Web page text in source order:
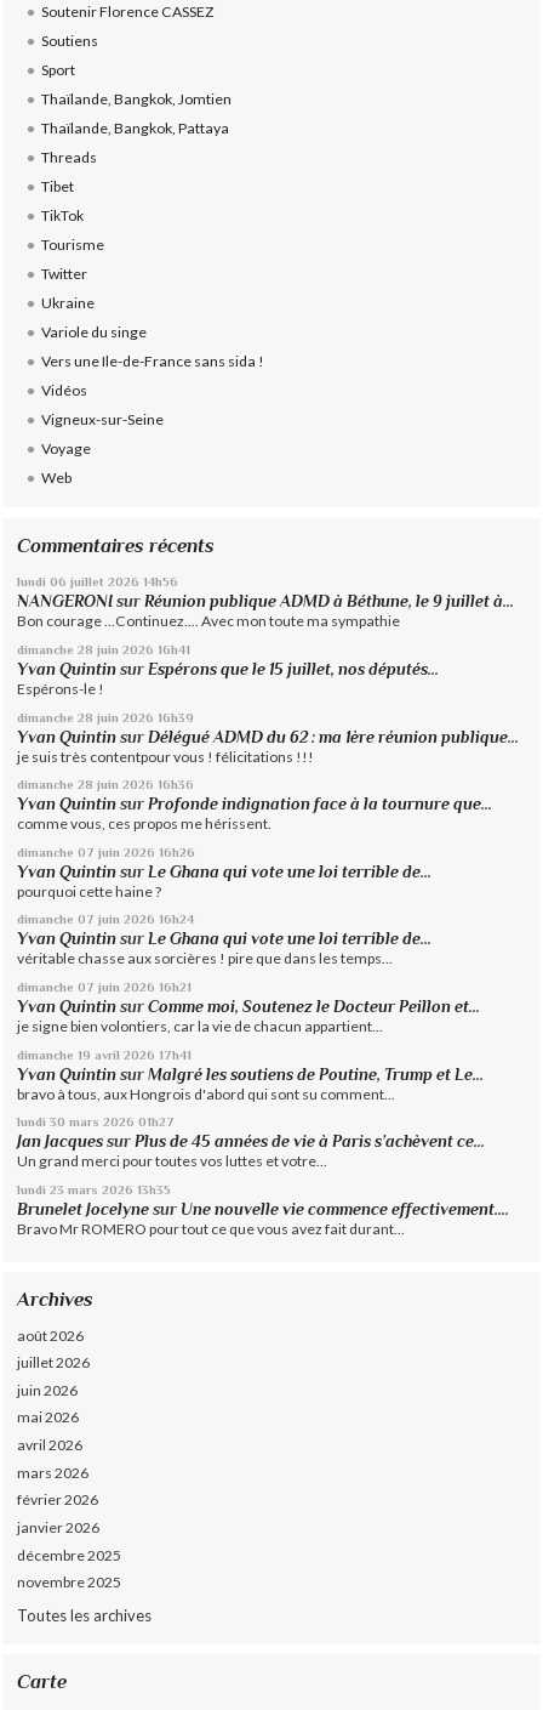
Soutenir Florence CASSEZ
Soutiens
Sport
Thaïlande, Bangkok, Jomtien
Thaïlande, Bangkok, Pattaya
Threads
Tibet
TikTok
Tourisme
Twitter
Ukraine
Variole du singe
Vers une Ile-de-France sans sida !
Vidéos
Vigneux-sur-Seine
Voyage
Web
Commentaires récents
lundi 06 juillet 2026 14h56
NANGERONI surRéunion publique ADMD à Béthune, le 9 juillet à...
Bon courage ...Continuez.... Avec mon toute ma sympathie
dimanche 28 juin 2026 16h41
Yvan Quintin surEspérons que le 15 juillet, nos députés...
Espérons-le !
dimanche 28 juin 2026 16h39
Yvan Quintin surDélégué ADMD du 62 : ma 1ère réunion publique...
je suis très contentpour vous ! félicitations !!!
dimanche 28 juin 2026 16h36
Yvan Quintin surProfonde indignation face à la tournure que...
comme vous, ces propos me hérissent.
dimanche 07 juin 2026 16h26
Yvan Quintin sur Le Ghana qui vote une loi terrible de...
pourquoi cette haine ?
dimanche 07 juin 2026 16h24
Yvan Quintin surLe Ghana qui vote une loi terrible de...
véritable chasse aux sorcières ! pire que dans les temps...
dimanche 07 juin 2026 16h21
Yvan Quintin surComme moi, Soutenez le Docteur Peillon et...
je signe bien volontiers, car la vie de chacun appartient...
dimanche 19 avril 2026 17h41
Yvan Quintin surMalgré les soutiens de Poutine, Trump et Le...
bravo à tous, aux Hongrois d'abord qui sont su comment...
lundi 30 mars 2026 01h27
Jan Jacques surPlus de 45 années de vie à Paris s’achèvent ce...
Un grand merci pour toutes vos luttes et votre...
lundi 23 mars 2026 13h35
Brunelet Jocelyne sur Une nouvelle vie commence effectivement....
Bravo Mr ROMERO pour tout ce que vous avez fait durant...
Archives
août 2026
juillet 2026
juin 2026
mai 2026
avril 2026
mars 2026
février 2026
janvier 2026
décembre 2025
novembre 2025
Toutes les archives
Carte